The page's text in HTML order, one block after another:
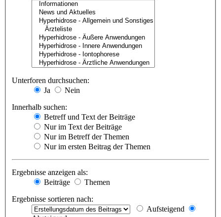
Unterforen durchsuchen:
Ja
Nein
Innerhalb suchen:
Betreff und Text der Beiträge
Nur im Text der Beiträge
Nur im Betreff der Themen
Nur im ersten Beitrag der Themen
Ergebnisse anzeigen als:
Beiträge
Themen
Ergebnisse sortieren nach:
Aufsteigend